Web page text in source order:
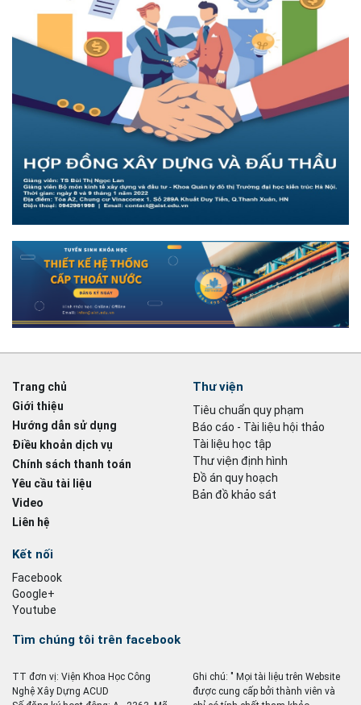
Trang chủ
Giới thiệu
Hướng dẫn sử dụng
Điều khoản dịch vụ
Chính sách thanh toán
Yêu cầu tài liệu
Video
Liên hệ
Thư viện
Tiêu chuẩn quy phạm
Báo cáo - Tài liệu hội thảo
Tài liệu học tập
Thư viện định hình
Đồ án quy hoạch
Bản đồ khảo sát
Kết nối
Facebook
Google+
Youtube
Tìm chúng tôi trên facebook
TT đơn vị: Viện Khoa Học Công
Nghệ Xây Dựng ACUD
Ghi chú: " Mọi tài liệu trên Website
được cung cấp bởi thành viên và